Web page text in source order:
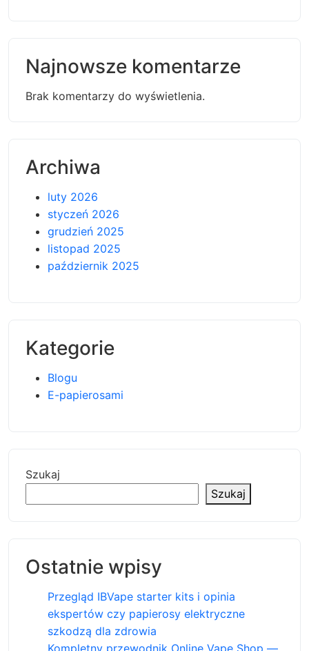
Najnowsze komentarze
Brak komentarzy do wyświetlenia.
Archiwa
luty 2026
styczeń 2026
grudzień 2025
listopad 2025
październik 2025
Kategorie
Blogu
E-papierosami
Szukaj
Szukaj
Ostatnie wpisy
Przegląd IBVape starter kits i opinia
ekspertów czy papierosy elektryczne
szkodzą dla zdrowia
Kompletny przewodnik Online Vape Shop —